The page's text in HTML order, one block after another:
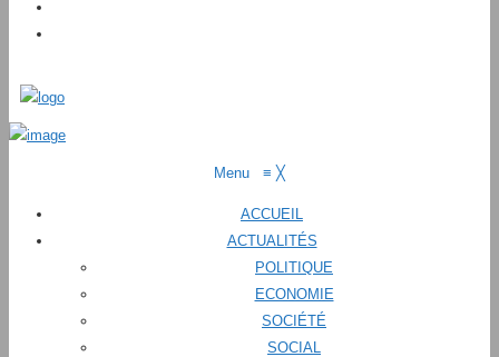
Menu ≡ ╳
ACCUEIL
ACTUALITÉS
POLITIQUE
ECONOMIE
SOCIÉTÉ
SOCIAL